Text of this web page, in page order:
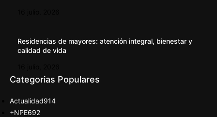
Residencias de mayores: atención integral, bienestar y
calidad de vida
Categorias Populares
Actualidad914
+NPE692